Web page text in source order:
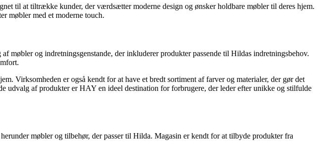
til at tiltrække kunder, der værdsætter moderne design og ønsker holdbare møbler til deres hjem.
møbler med et moderne touch.
og indretningsgenstande, der inkluderer produkter passende til Hildas indretningsbehov.
Virksomheden er også kendt for at have et bredt sortiment af farver og materialer, der gør det
af produkter er HAY en ideel destination for forbrugere, der leder efter unikke og stilfulde
møbler og tilbehør, der passer til Hilda. Magasin er kendt for at tilbyde produkter fra